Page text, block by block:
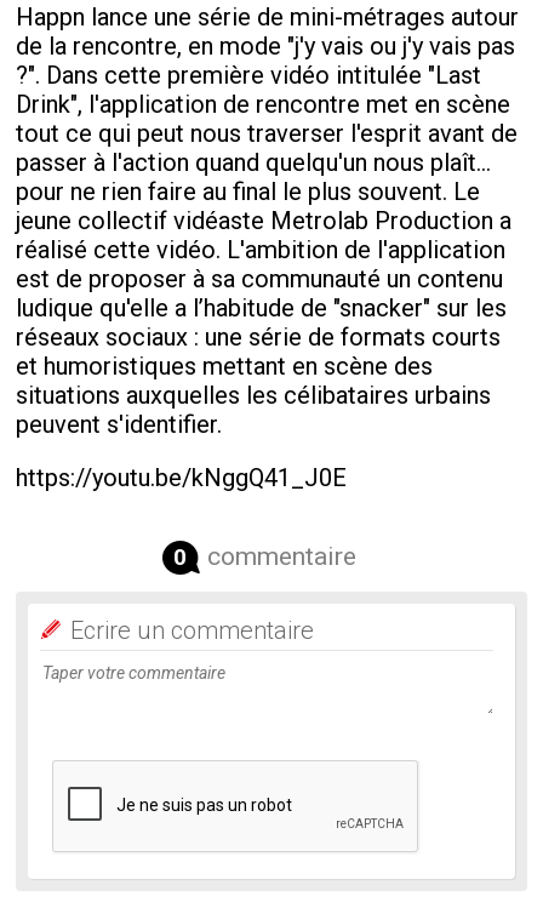
Happn lance une série de mini-métrages autour
de la rencontre, en mode "j'y vais ou j'y vais pas
?". Dans cette première vidéo intitulée "Last
Drink", l'application de rencontre met en scène
tout ce qui peut nous traverser l'esprit avant de
passer à l'action quand quelqu'un nous plaît...
pour ne rien faire au final le plus souvent. Le
jeune collectif vidéaste Metrolab Production a
réalisé cette vidéo. L'ambition de l'application
est de proposer à sa communauté un contenu
ludique qu'elle a l’habitude de "snacker" sur les
réseaux sociaux : une série de formats courts
et humoristiques mettant en scène des
situations auxquelles les célibataires urbains
peuvent s'identifier.
https://youtu.be/kNggQ41_J0E
0 commentaire
Ecrire un commentaire